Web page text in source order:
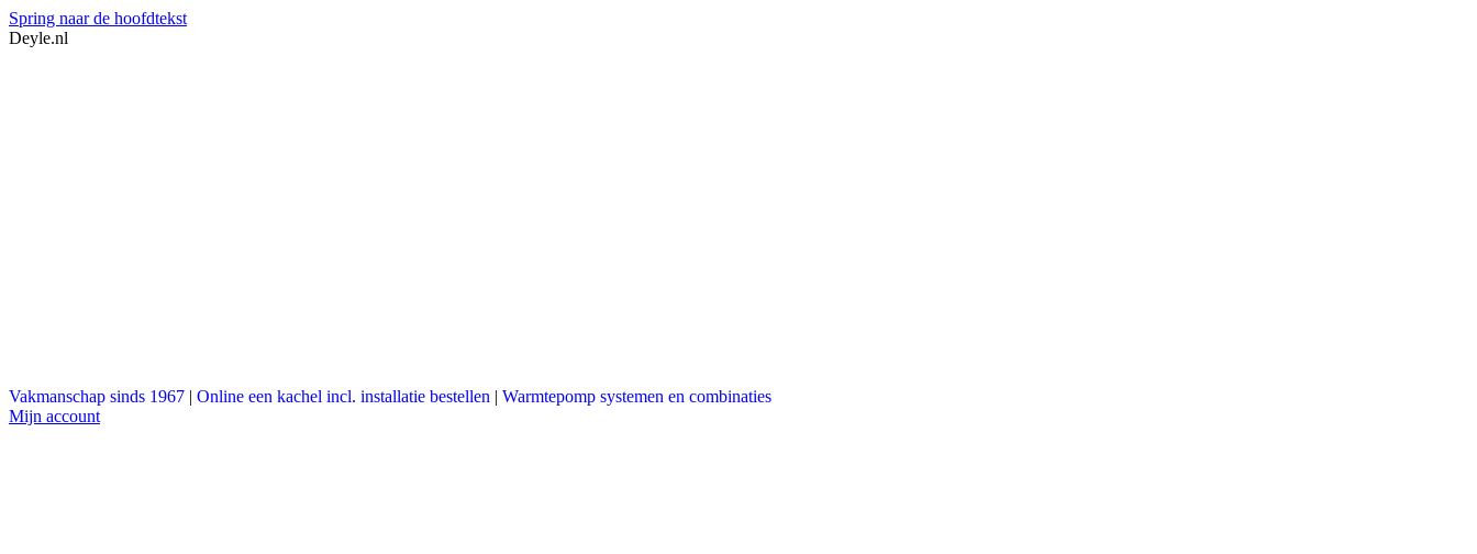
Spring naar de hoofdtekst
Deyle.nl
Vakmanschap sinds 1967 | Online een kachel incl. installatie bestellen | Warmtepomp systemen en combinaties
Mijn account